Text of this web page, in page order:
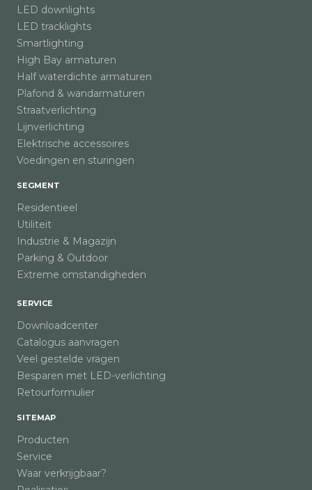
LED downlights
LED tracklights
Smartlighting
High Bay armaturen
Half waterdichte armaturen
Plafond & wandarmaturen
Straatverlichting
Lijnverlichting
Elektrische accessoires
Voedingen en sturingen
SEGMENT
Residentieel
Utiliteit
Industrie & Magazijn
Parking & Outdoor
Extreme omstandigheden
SERVICE
Downloadcenter
Catalogus aanvragen
Veel gestelde vragen
Besparen met LED-verlichting
Retourformulier
SITEMAP
Producten
Service
Waar verkrijgbaar?